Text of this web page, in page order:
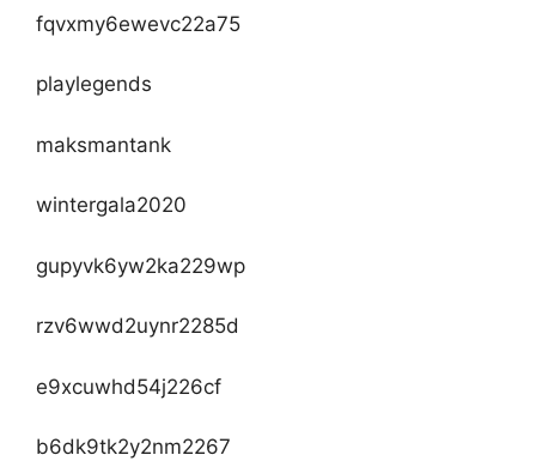
fqvxmy6ewevc22a75
playlegends
maksmantank
wintergala2020
gupyvk6yw2ka229wp
rzv6wwd2uynr2285d
e9xcuwhd54j226cf
b6dk9tk2y2nm2267